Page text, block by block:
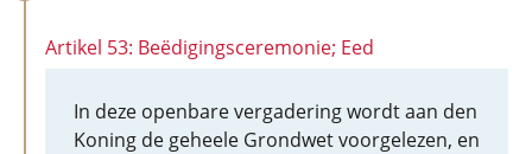
Artikel 53: Beëdigingsceremonie; Eed
In deze openbare vergadering wordt aan den
Koning de geheele Grondwet voorgelezen, en